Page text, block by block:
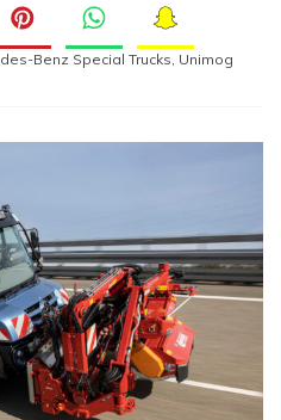
Benz Special Trucks Unimog